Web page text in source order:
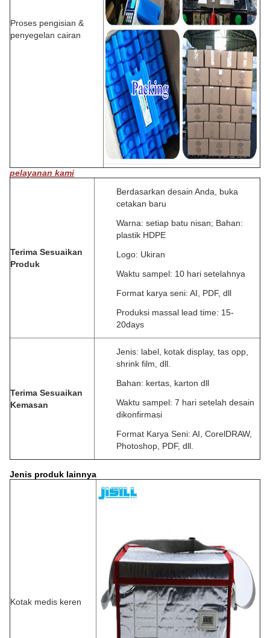
Proses pengisian &
penyegelan cairan
pelayanan kami
Terima Sesuaikan
Produk
Berdasarkan desain Anda, buka
cetakan baru
Warna: setiap batu nisan; Bahan:
plastik HDPE
Logo: Ukiran
Waktu sampel: 10 hari setelahnya
Format karya seni: AI, PDF, dll
Produksi massal lead time: 15-
20days
Terima Sesuaikan
Kemasan
Jenis: label, kotak display, tas opp,
shrink film, dll.
Bahan: kertas, karton dll
Waktu sampel: 7 hari setelah desain
dikonfirmasi
Format Karya Seni: AI, CorelDRAW,
Photoshop, PDF, dll.
Jenis produk lainnya
Kotak medis keren